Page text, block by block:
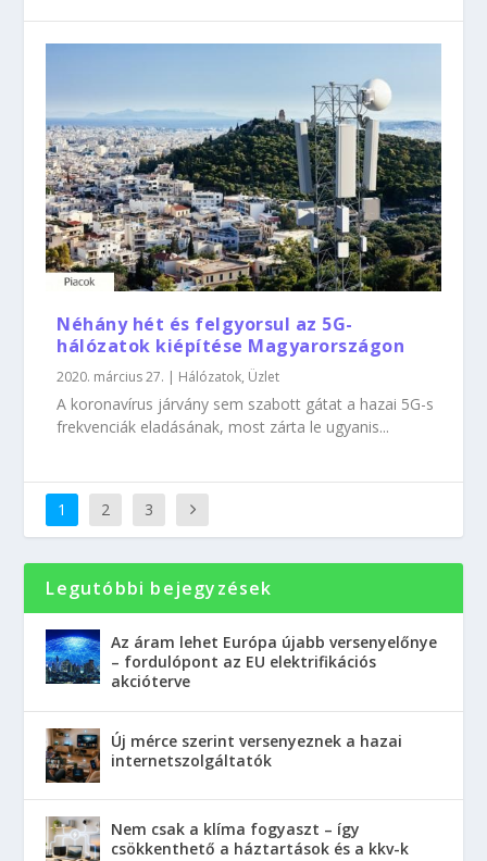
Néhány hét és felgyorsul az 5G-
hálózatok kiépítése Magyarországon
2020. március 27. | Hálózatok, Üzlet
A koronavírus járvány sem szabott gátat a hazai 5G-s
frekvenciák eladásának, most zárta le ugyanis...
1 2 3
Legutóbbi bejegyzések
Az áram lehet Európa újabb versenyelőnye
– fordulópont az EU elektrifikációs
akcióterve
Új mérce szerint versenyeznek a hazai
internetszolgáltatók
Nem csak a klíma fogyaszt – így
csökkenthető a háztartások és a kkv-k